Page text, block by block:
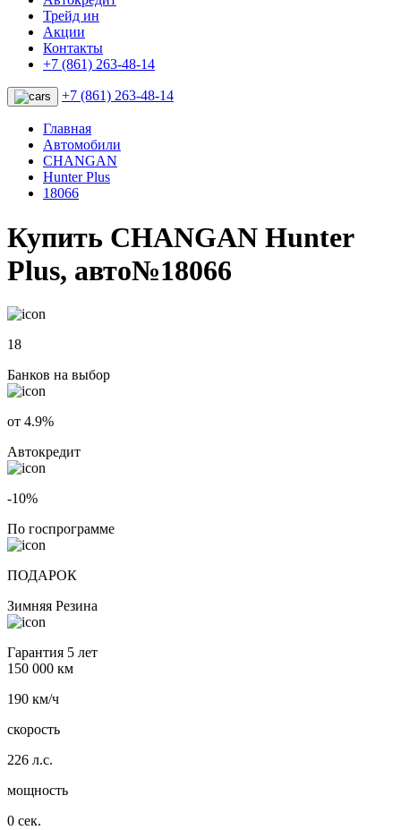
Трейд ин
Акции
Контакты
+7 (861) 263-48-14
+7 (861) 263-48-14
Главная
Автомобили
CHANGAN
Hunter Plus
18066
Купить CHANGAN Hunter
Plus, авто№18066
18
Банков на выбор
от 4.9%
Автокредит
-10%
По госпрограмме
ПОДАРОК
Зимняя Резина
Гарантия 5 лет
150 000 км
190 км/ч
скорость
226 л.с.
мощность
0 сек.